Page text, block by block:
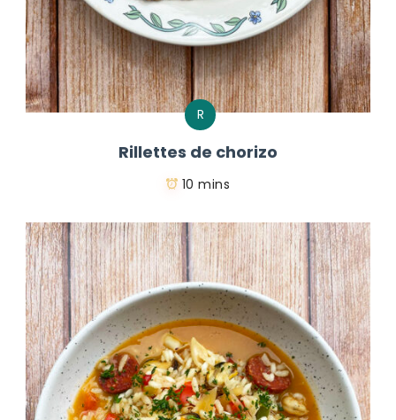
R
Rillettes de chorizo
10 mins